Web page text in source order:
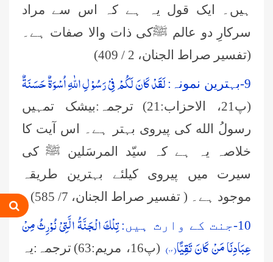
ہیں۔ ایک قول یہ ہے کہ اس سے مراد
سرکارِ دو عالم ﷺکی ذات والا صفات ہے۔
(تفسیر صراط الجنان، 2 / 409)
9-بہترین نمونہ:
لَقَدْ كَانَ لَكُمْ فِیْ رَسُوْلِ اللّٰهِ اُسْوَةٌ حَسَنَةٌ
(پ21، الاحزاب:21)
ترجمہ:بیشک تمہیں
رسولُ الله کی پیروی بہتر ہے۔ اس آیت کا
خلاصہ یہ ہے کہ سیّد المرسَلین ﷺ کی
سیرت میں پیروی کیلئے بہترین طریقہ
موجود ہے۔ ( تفسیر صراط الجنان، 7/ 585)
10-جنت کے وارث ہیں:
تِلْكَ الْجَنَّةُ الَّتِیْ نُوْرِثُ مِنْ
عِبَادِنَا مَنْ كَانَ تَقِیًّا(۶۳) (پ16، مریم:63)
ترجمہ:یہ
عمر اختر (درجہ خامسہ مرکزی جامعۃ
المدینہ فیضان مدینہ ،کراچی،پاکستان)